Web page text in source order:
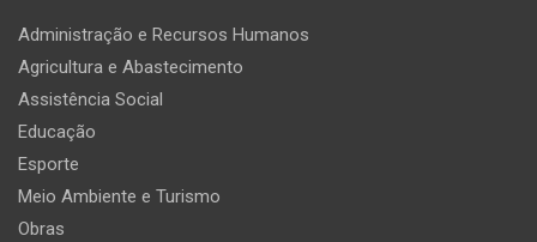
Administração e Recursos Humanos
Agricultura e Abastecimento
Assistência Social
Educação
Esporte
Meio Ambiente e Turismo
Obras